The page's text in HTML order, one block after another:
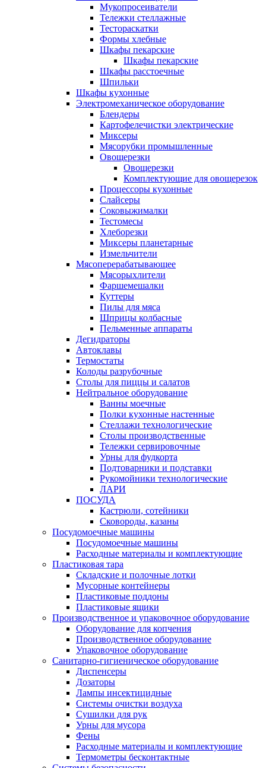
Мукопросеиватели
Тележки стеллажные
Тестораскатки
Формы хлебные
Шкафы пекарские
Шкафы пекарские
Шкафы расстоечные
Шпильки
Шкафы кухонные
Электромеханическое оборудование
Блендеры
Картофелечистки электрические
Миксеры
Мясорубки промышленные
Овощерезки
Овощерезки
Комплектующие для овощерезок
Процессоры кухонные
Слайсеры
Соковыжималки
Тестомесы
Хлеборезки
Миксеры планетарные
Измельчители
Мясоперерабатывающее
Мясорыхлители
Фаршемешалки
Куттеры
Пилы для мяса
Шприцы колбасные
Пельменные аппараты
Дегидраторы
Автоклавы
Термостаты
Колоды разрубочные
Столы для пиццы и салатов
Нейтральное оборудование
Ванны моечные
Полки кухонные настенные
Стеллажи технологические
Столы производственные
Тележки сервировочные
Урны для фудкорта
Подтоварники и подставки
Рукомойники технологические
ЛАРИ
ПОСУДА
Кастрюли, сотейники
Сковороды, казаны
Посудомоечные машины
Посудомоечные машины
Расходные материалы и комплектующие
Пластиковая тара
Складские и полочные лотки
Мусорные контейнеры
Пластиковые поддоны
Пластиковые ящики
Производственное и упаковочное оборудование
Оборудование для копчения
Производственное оборудование
Упаковочное оборудование
Санитарно-гигиеническое оборудование
Диспенсеры
Дозаторы
Лампы инсектицидные
Системы очистки воздуха
Сушилки для рук
Урны для мусора
Фены
Расходные материалы и комплектующие
Термометры бесконтактные